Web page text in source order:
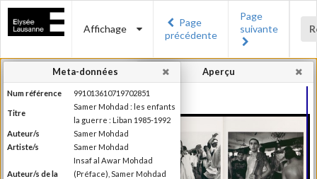
Affichage
Page
précédente
Page
suivante
Aperçu
Meta-données
Num référence 991013610719702851
Titre
Samer Mohdad : les enfants
la guerre : Liban 1985-1992
Auteur/s
Samer Mohdad
Artiste/s
Samer Mohdad
Auteur/s de la
Insaf al Awar Mohdad
(Préface), Samer Mohdad